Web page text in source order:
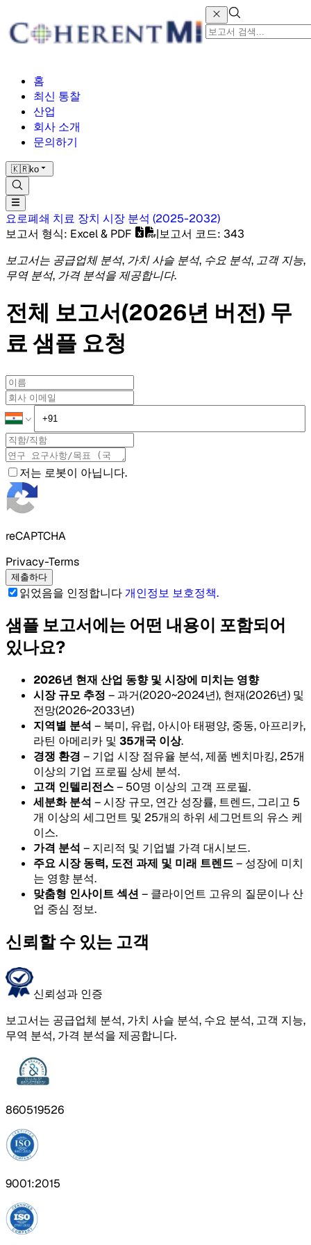
홈
최신 통찰
산업
회사 소개
문의하기
🇰🇷ko
요로폐쇄 치료 장치 시장 분석 (2025-2032)
보고서 형식: Excel & PDF |보고서 코드: 343
보고서는 공급업체 분석, 가치 사슬 분석, 수요 분석, 고객 지능,
무역 분석, 가격 분석을 제공합니다.
전체 보고서(2026년 버전) 무
료 샘플 요청
저는 로봇이 아닙니다.
reCAPTCHA
Privacy-Terms
제출하다
읽었음을 인정합니다개인정보 보호정책.
샘플 보고서에는 어떤 내용이 포함되어
있나요?
2026년 현재 산업 동향 및 시장에 미치는 영향
시장 규모 추정 – 과거(2020~2024년), 현재(2026년) 및
전망(2026~2033년)
지역별 분석 – 북미, 유럽, 아시아 태평양, 중동, 아프리카,
라틴 아메리카 및 35개국 이상.
경쟁 환경 – 기업 시장 점유율 분석, 제품 벤치마킹, 25개
이상의 기업 프로필 상세 분석.
고객 인텔리전스– 50명 이상의 고객 프로필.
세분화 분석 – 시장 규모, 연간 성장률, 트렌드, 그리고 5
개 이상의 세그먼트 및 25개의 하위 세그먼트의 유스 케
이스.
가격 분석 – 지리적 및 기업별 가격 대시보드.
주요 시장 동력, 도전 과제 및 미래 트렌드– 성장에 미치
는 영향 분석.
맞춤형 인사이트 섹션 – 클라이언트 고유의 질문이나 산
업 중심 정보.
신뢰할 수 있는 고객
신뢰성과 인증
보고서는 공급업체 분석, 가치 사슬 분석, 수요 분석, 고객 지능,
무역 분석, 가격 분석을 제공합니다.
860519526
9001:2015